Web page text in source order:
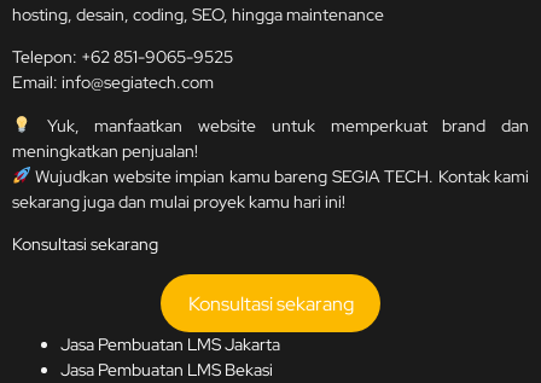
hosting, desain, coding, SEO, hingga maintenance
Telepon: +62 851-9065-9525
Email: info@segiatech.com
Yuk, manfaatkan website untuk memperkuat brand dan
meningkatkan penjualan!
Wujudkan website impian kamu bareng SEGIA TECH. Kontak kami
sekarang juga dan mulai proyek kamu hari ini!
Konsultasi sekarang
Konsultasi sekarang
Jasa Pembuatan LMS Jakarta
Jasa Pembuatan LMS Bekasi